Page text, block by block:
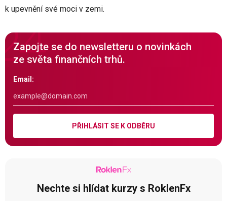
k upevnění své moci v zemi.
Zapojte se do newsletteru o novinkách
ze světa finančních trhů.
Email:
PŘIHLÁSIT SE K ODBĚRU
Nechte si hlídat kurzy s RoklenFx